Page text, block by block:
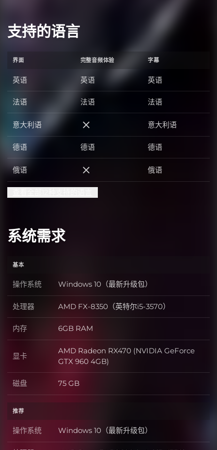
支持的语言
界面 完整音频体验 字幕
英语 英语 英语
法语 法语 法语
意大利语 意大利语 意大利语
德语 德语 德语
俄语 俄语 俄语
系统需求
基本
操作系统 操作系统
Windows 10（最新升级包）
处理器 处理器
AMD FX-8350（英特尔i5-3570）
内存 内存
6GB RAM
显卡 显卡
AMD Radeon RX470 (NVIDIA GeForce
GTX 960 4GB)
磁盘 磁盘
75 GB
推荐
操作系统 操作系统
Windows 10（最新升级包）